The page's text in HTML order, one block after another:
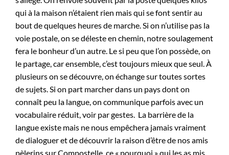
qui à la maison n’étaient rien mais qui se font sentir au
bout de quelques heures de marche. Si on n’utilise pas la
voie postale, on se déleste en chemin, notre soulagement
fera le bonheur d’un autre. Le si peu que l’on possède, on
le partage, car ensemble, c’est toujours mieux que seul. À
plusieurs on se découvre, on échange sur toutes sortes
de sujets. Si on part marcher dans un pays dont on
connaît peu la langue, on communique parfois avec un
vocabulaire réduit, voir par gestes. La barrière de la
langue existe mais ne nous empêchera jamais vraiment
de dialoguer et de découvrir la raison d’être de nos amis
pèlerins sur Compostelle, ce « pourquoi » qui les as mis